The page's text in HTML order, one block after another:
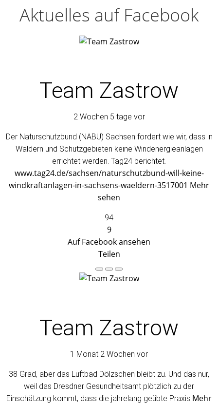
Aktuelles auf Facebook
Team Zastrow
2 Wochen 5 tage vor
Der Naturschutzbund (NABU) Sachsen fordert wie wir, dass in
Wäldern und Schutzgebieten keine Windenergieanlagen
errichtet werden. Tag24 berichtet.
www.tag24.de/sachsen/naturschutzbund-will-keine-
windkraftanlagen-in-sachsens-waeldern-3517001 Mehr
sehen
94
9
Auf Facebook ansehen
Teilen
Team Zastrow
1 Monat 2 Wochen vor
38 Grad, aber das Luftbad Dölzschen bleibt zu. Und das nur,
weil das Dresdner Gesundheitsamt plötzlich zu der
Einschätzung kommt, dass die jahrelang geübte Praxis Mehr